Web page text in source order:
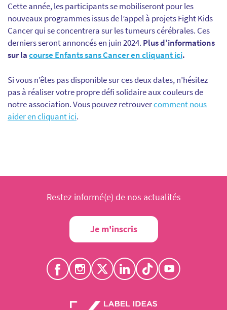
Cette année, les participants se mobiliseront pour les
nouveaux programmes issus de l’appel à projets Fight Kids
Cancer qui se concentrera sur les tumeurs cérébrales. Ces
derniers seront annoncés en juin 2024. Plus d’informations
sur lacourse Enfants sans Cancer en cliquant ici.
Si vous n’êtes pas disponible sur ces deux dates, n’hésitez
pas à réaliser votre propre défi solidaire aux couleurs de
notre association. Vous pouvez retrouvercomment nous
aider en cliquant ici.
Restez informé(e) de nos actualités
Je m'inscris